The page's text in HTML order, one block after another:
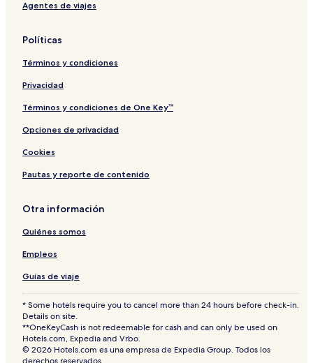
Agentes de viajes
Políticas
Términos y condiciones
Privacidad
Términos y condiciones de One Key™
Opciones de privacidad
Cookies
Pautas y reporte de contenido
Otra información
Quiénes somos
Empleos
Guías de viaje
* Some hotels require you to cancel more than 24 hours before check-in.
Details on site.
**OneKeyCash is not redeemable for cash and can only be used on
Hotels.com, Expedia and Vrbo.
© 2026 Hotels.com es una empresa de Expedia Group. Todos los